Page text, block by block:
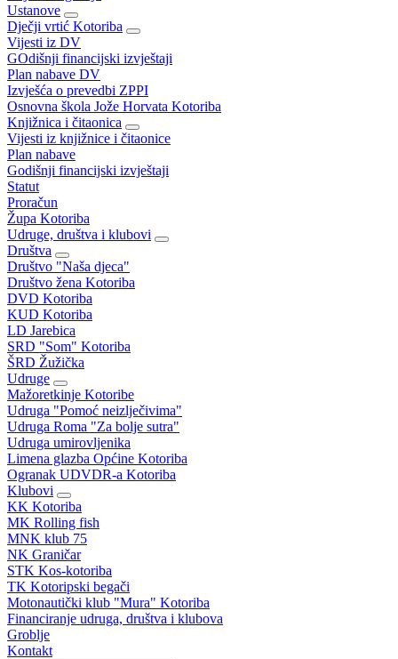
Ustanove
Dječji vrtić Kotoriba
Vijesti iz DV
GOdišnji financijski izvještaji
Plan nabave DV
Izvješća o prevedbi ZPPI
Osnovna škola Jože Horvata Kotoriba
Knjižnica i čitaonica
Vijesti iz knjižnice i čitaonice
Plan nabave
Godišnji financijski izvještaji
Statut
Proračun
Župa Kotoriba
Udruge, društva i klubovi
Društva
Društvo "Naša djeca"
Društvo žena Kotoriba
DVD Kotoriba
KUD Kotoriba
LD Jarebica
SRD "Som" Kotoriba
ŠRD Žužička
Udruge
Mažoretkinje Kotoribe
Udruga "Pomoć neizlječivima"
Udruga Roma "Za bolje sutra"
Udruga umirovljenika
Limena glazba Općine Kotoriba
Ogranak UDVDR-a Kotoriba
Klubovi
KK Kotoriba
MK Rolling fish
MNK klub 75
NK Graničar
STK Kos-kotoriba
TK Kotoripski begači
Motonautički klub "Mura" Kotoriba
Financiranje udruga, društva i klubova
Groblje
Kontakt